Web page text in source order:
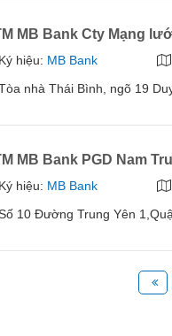
MB Bank Cty Mạng
Ký hiệu: MB Bank
nhà Thái Bình, ngõ 19
MB Bank PGD Nam
Ký hiệu: MB Bank
10 Đường Trung Yên